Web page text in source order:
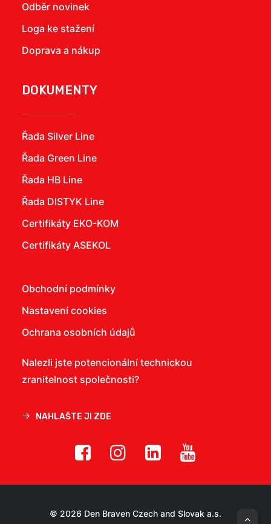
Odběr novinek
Loga ke stažení
Doprava a nákup
DOKUMENTY
Řada Silver Line
Řada Green Line
Řada HB Line
Řada DISTYK Line
Certifikáty EKO-KOM
Certifikáty ASEKOL
Obchodní podmínky
Nastavení cookies
Ochrana osobních údajů
Nalezli jste potencionální technickou
zranitelnost společnosti?
NAHLAŠTE JI ZDE
© 2026 Den Braven Czech and Slovak a.s.